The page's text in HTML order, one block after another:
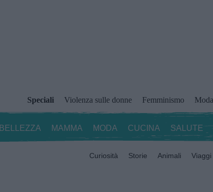
Speciali Violenza sulle donne Femminismo
BELLEZZA MAMMA MODA CUCINA SALUTE
Curiosità Storie Animali Viaggi